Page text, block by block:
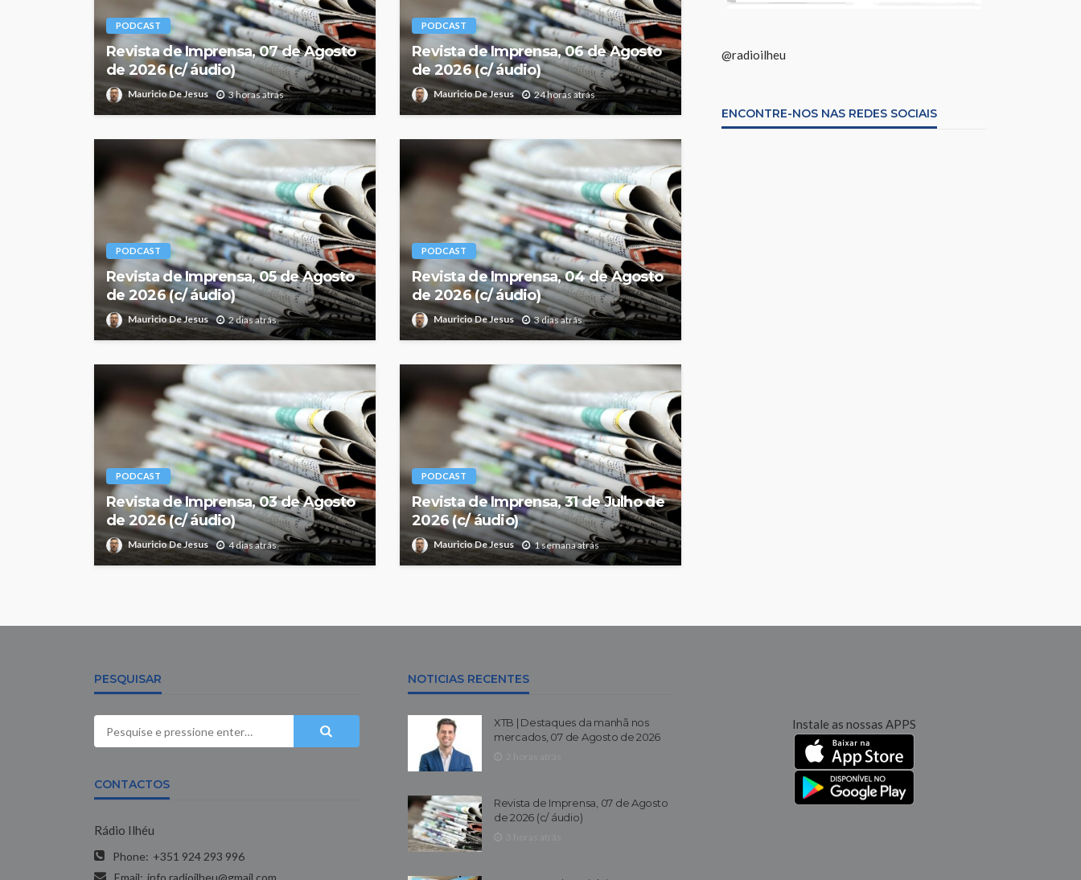
PODCAST
Revista de Imprensa, 07 de Agosto
de 2026 (c/ áudio)
Mauricio De Jesus 3 horas atrás
PODCAST
Revista de Imprensa, 06 de Agosto
de 2026 (c/ áudio)
Mauricio De Jesus 24 horas atrás
PODCAST
Revista de Imprensa, 05 de Agosto
de 2026 (c/ áudio)
Mauricio De Jesus 2 dias atrás
PODCAST
Revista de Imprensa, 04 de Agosto
de 2026 (c/ áudio)
Mauricio De Jesus 3 dias atrás
PODCAST
Revista de Imprensa, 03 de Agosto
de 2026 (c/ áudio)
Mauricio De Jesus 4 dias atrás
PODCAST
Revista de Imprensa, 31 de Julho de
2026 (c/ áudio)
Mauricio De Jesus 1 semana atrás
@radioilheu
ENCONTRE-NOS NAS REDES SOCIAIS
PESQUISAR
CONTACTOS
Rádio Ilhéu
Phone: +351 924 293 996
Email: info.radioilheu@gmail.com
NOTICIAS RECENTES
XTB | Destaques da manhã nos
mercados, 07 de Agosto de 2026
Revista de Imprensa, 07 de Agosto
de 2026 (c/ áudio)
Instale as nossas APPS